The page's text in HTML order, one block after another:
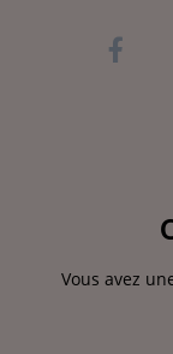
Vous avez